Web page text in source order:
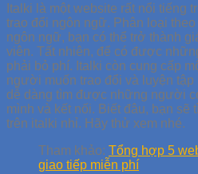
Italki là một website rất nổi tiếng
trao đổi ngôn ngữ. Phân loại
ngôn ngữ, bạn có thể trở thành
viên. Tất nhiên, để có được
phải bỏ phí. Italki còn cung cấp
người muốn trao đổi và luyện
dễ dàng tìm được những người
mình và kết nối. Biết đâu, bạn
trên italki nhỉ. Hãy thử xem nhé.
Tham khảo: Tổng hợp 5
giao tiếp miễn phí